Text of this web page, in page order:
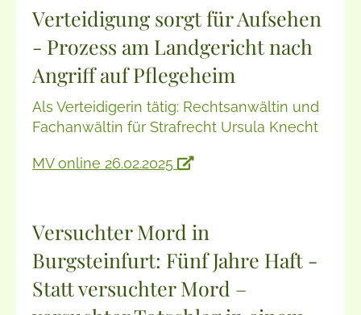
Verteidigung sorgt für Aufsehen
- Prozess am Landgericht nach
Angriff auf Pflegeheim
Als Verteidigerin tätig: Rechtsanwältin und
Fachanwältin für Strafrecht Ursula Knecht
MV online 26.02.2025
Versuchter Mord in
Burgsteinfurt: Fünf Jahre Haft -
Statt versuchter Mord –